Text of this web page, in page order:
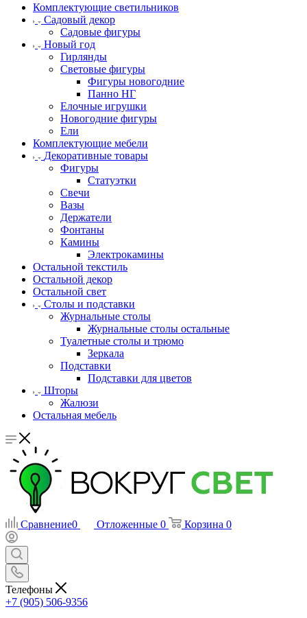
Комплектующие светильников
Садовый декор
Садовые фигуры
Новый год
Гирлянды
Световые фигуры
Фигуры новогодние
Панно НГ
Елочные игрушки
Новогодние фигуры
Ели
Комплектующие мебели
Декоративные товары
Фигуры
Статуэтки
Свечи
Вазы
Держатели
Фонтаны
Камины
Электрокамины
Остальной текстиль
Остальной декор
Остальной свет
Столы и подставки
Журнальные столы
Журнальные столы остальные
Туалетные столы и трюмо
Зеркала
Подставки
Подставки для цветов
Шторы
Жалюзи
Остальная мебель
Сравнение0 Отложенные 0 Корзина 0
Телефоны
+7 (905) 506-9356